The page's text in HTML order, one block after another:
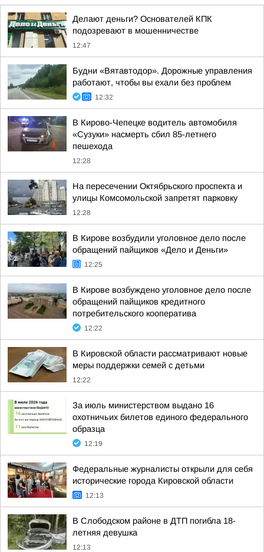
Делают деньги? Основателей КПК
подозревают в мошенничестве
12:47
Будни «Вятавтодор». Дорожные управления
работают, чтобы вы ехали без проблем
12:32
В Кирово-Чепецке водитель автомобиля
«Сузуки» насмерть сбил 85-летнего
пешехода
12:28
На пересечении Октябрьского проспекта и
улицы Комсомольской запретят парковку
12:28
В Кирове возбудили уголовное дело после
обращений пайщиков «Дело и Деньги»
12:25
В Кирове возбуждено уголовное дело после
обращений пайщиков кредитного
потребительского кооператива
12:22
В Кировской области рассматривают новые
меры поддержки семей с детьми
12:22
За июль министерством выдано 16
охотничьих билетов единого федерального
образца
12:19
Федеральные журналисты открыли для себя
исторические города Кировской области
12:13
В Слободском районе в ДТП погибла 18-
летняя девушка
12:13